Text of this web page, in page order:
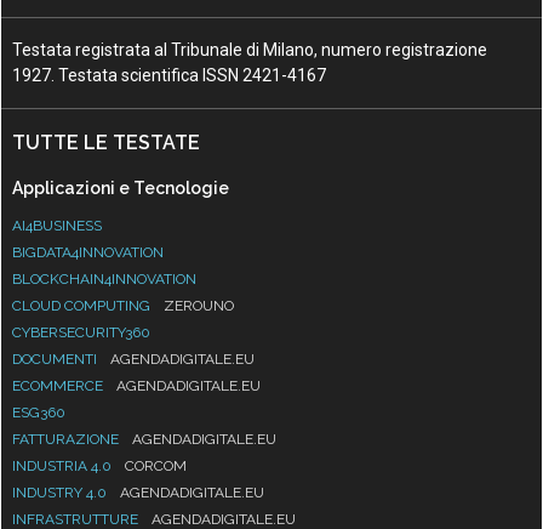
Testata registrata al Tribunale di Milano, numero registrazione
1927. Testata scientifica ISSN 2421-4167
TUTTE LE TESTATE
Applicazioni e Tecnologie
AI4BUSINESS
BIGDATA4INNOVATION
BLOCKCHAIN4INNOVATION
CLOUD COMPUTING
ZEROUNO
CYBERSECURITY360
DOCUMENTI
AGENDADIGITALE.EU
ECOMMERCE
AGENDADIGITALE.EU
ESG360
FATTURAZIONE
AGENDADIGITALE.EU
INDUSTRIA 4.0
CORCOM
INDUSTRY 4.0
AGENDADIGITALE.EU
INFRASTRUTTURE
AGENDADIGITALE.EU